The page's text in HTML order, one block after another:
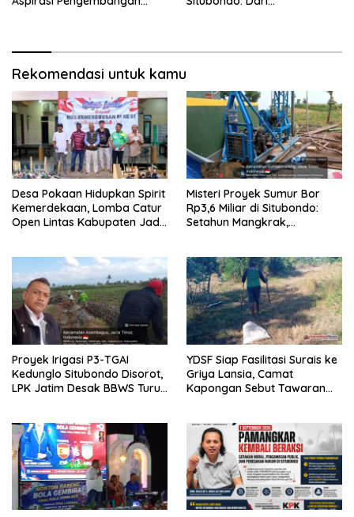
Hukum
Rekomendasi untuk kamu
Desa Pokaan Hidupkan Spirit
Kemerdekaan, Lomba Catur
Open Lintas Kabupaten Jadi
Misteri Proyek Sumur Bor
Rp3,6 Miliar di Situbondo:
Setahun Mangkrak,
ke KPK
Proyek Irigasi P3-TGAI
Kedunglo Situbondo Disorot,
LPK Jatim Desak BBWS Turun
YDSF Siap Fasilitasi Surais ke
Griya Lansia, Camat
Kapongan Sebut Tawaran